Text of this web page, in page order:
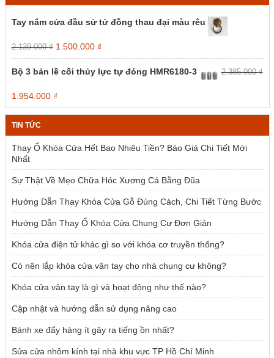
Tay nắm cửa đầu sử tử đồng thau đại màu rêu
2.139.000₫ Giá
gốc
là:
2.139.000 ₫.
1.500.000 ₫Giá
hiện
là:
Bộ 3 bản lề cối thủy lực tự đóng HMR6180-3 2.385.000₫
Giá
gốc
là:
2.385.000 ₫.
1.954.000 ₫Giá
hiện
tại
1.954.000 ₫.
TIN TỨC
Thay Ổ Khóa Cửa Hết Bao Nhiêu Tiền? Báo Giá Chi Tiết Mới
Nhất
Sự Thật Về Mẹo Chữa Hóc Xương Cá Bằng Đũa
Hướng Dẫn Thay Khóa Cửa Gỗ Đúng Cách, Chi Tiết Từng Bước
Hướng Dẫn Thay Ổ Khóa Cửa Chung Cư Đơn Giản
Khóa cửa điện tử khác gì so với khóa cơ truyền thống?
Có nên lắp khóa cửa vân tay cho nhà chung cư không?
Khóa cửa vân tay là gì và hoạt động như thế nào?
Cập nhật và hướng dẫn sử dụng nâng cao
Bánh xe đẩy hàng ít gây ra tiếng ồn nhất?
Sửa cửa nhôm kính tại nhà khu vực TP Hồ Chí Minh